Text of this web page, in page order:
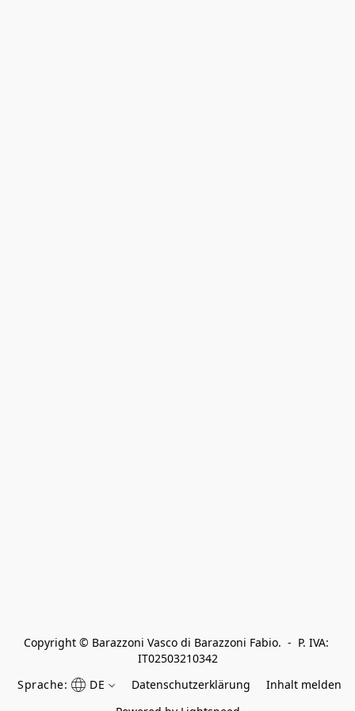
Copyright © Barazzoni Vasco di Barazzoni Fabio.  -  P. IVA:
IT02503210342
Sprache:
DE Datenschutzerklärung
Inhalt melden